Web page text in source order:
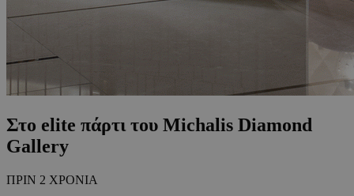
Στο elite πάρτι του Michalis Diamond
Gallery
ΠΡΙΝ 2 ΧΡΟΝΙΑ